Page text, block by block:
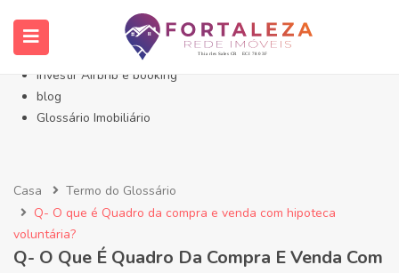
Início- Imóveis Fortaleza Eusébio
Imóveis em Fortaleza
Imóveis no Eusébio
Investir Airbnb e booking
blog
Glossário Imobiliário
Casa
Termo do Glossário
Q- O que é Quadro da compra e venda com hipoteca
voluntária?
Q- O Que É Quadro Da Compra E Venda Com